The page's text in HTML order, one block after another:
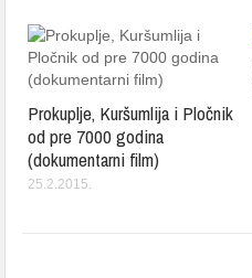
Prokuplje, Kuršumlija i Pločnik
od pre 7000 godina
(dokumentarni film)
25.2.2015.